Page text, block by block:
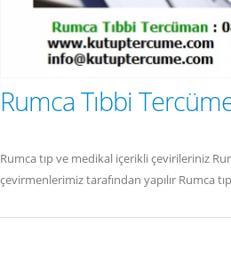
Rumca Tıbbi
Rumca tıp ve medikal içerikli çevirileriniz
çevirmenlerimiz tarafından yapılır Rumca